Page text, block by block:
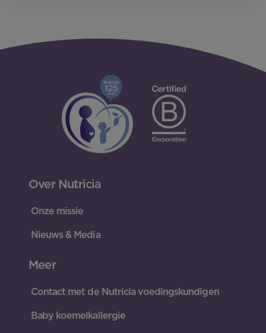
Over Nutricia
Onze missie
Nieuws & Media
Meer
Contact met de Nutricia voedingskundigen
Baby koemelkallergie